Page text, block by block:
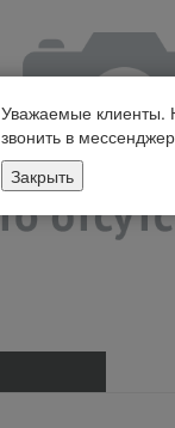
Уважаемые клиенты.
звонить в
Закрыть